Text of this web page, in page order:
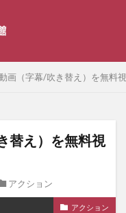
画（字幕/吹き替え）を無料
替え）を無料視
アクション
アクション